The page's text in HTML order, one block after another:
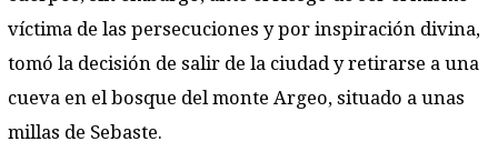
víctima de las persecuciones y por inspiración divina,
tomó la decisión de salir de la ciudad y retirarse a una
cueva en el bosque del monte Argeo, situado a unas
millas de Sebaste.